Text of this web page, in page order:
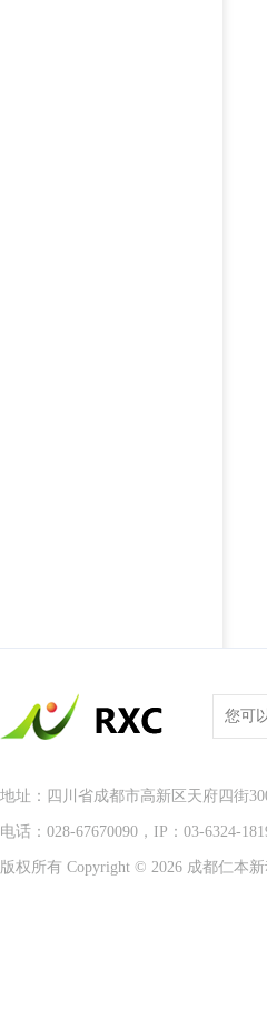
地址：四川省成都市高新区天府四街
电话：028-67670090，IP：03-6324-
版权所有 Copyright © 2026 成都仁